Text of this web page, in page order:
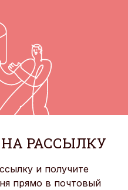
РАССЫЛКУ
и получите
прямо в почтовый